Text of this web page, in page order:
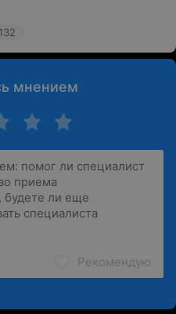
мнением
Рекомендую